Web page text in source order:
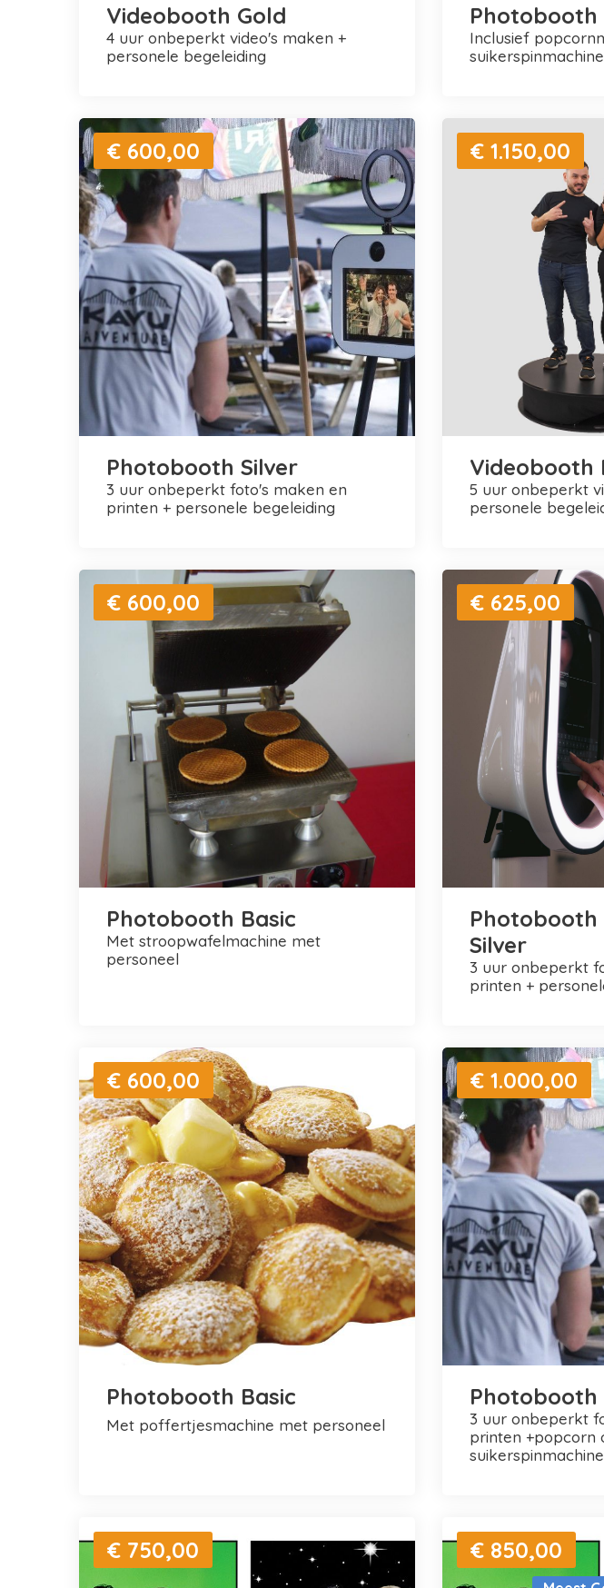
Videobooth Gold
4 uur onbeperkt video's maken +
personele begeleiding
Photobooth
inclusief popcornmachine en
€ 600,00
Photobooth Silver
3 uur onbeperkt foto's maken en
printen + personele begeleiding
€ 1.150,00
Videobooth
5 uur onbeperkt video's maken +
personele
€ 600,00
Photobooth Basic
met stroopwafelmachine met
personeel
€ 625,00
Photobooth
Silver
3 uur onbeperkt foto's maken en
printen +
€ 600,00
Photobooth Basic
met poffertjesmachine met personeel
€ 1.000,00
Photobooth
3 uur onbeperkt foto's maken en
printen +popcorn
suikerspinmachine
€ 750,00 € 850,00